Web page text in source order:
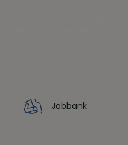
Jobbank